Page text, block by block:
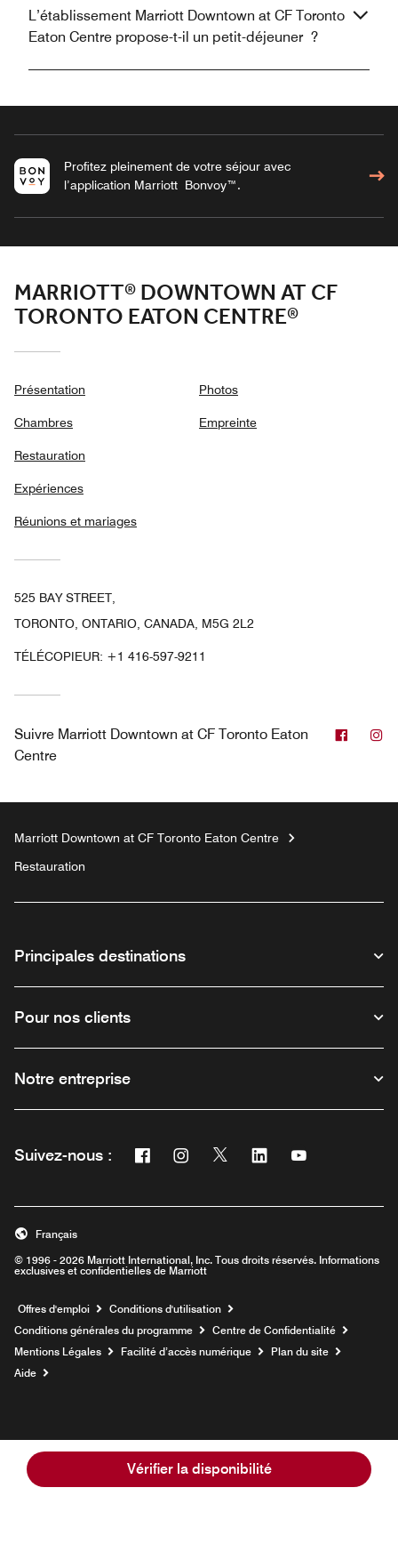
Vérifier la disponibilité
L’établissement Marriott Downtown at CF Toronto
Eaton Centre propose-t-il un petit-déjeuner ?
Profitez pleinement de votre séjour avec
l’application Marriott Bonvoy™.
MARRIOTT® DOWNTOWN AT CF
TORONTO EATON CENTRE®
Présentation
Chambres
Restauration
Expériences
Réunions et mariages
Photos
Empreinte
525 BAY STREET,
TORONTO, ONTARIO, CANADA, M5G 2L2
TÉLÉCOPIEUR: +1 416-597-9211
Suivre Marriott Downtown at CF Toronto Eaton
Centre
Marriott Downtown at CF Toronto Eaton Centre
Restauration
Principales destinations
Pour nos clients
Notre entreprise
Suivez-nous : Facebook
Ouvre une nouvelle fenêtre
Instagram
Ouvre une nouvelle fenêtre
Twitter
Ouvre une nouvelle fenêtre
Linkedin
Ouvre une nouvelle
Ouvre une
© 1996 - 2026 Marriott International, Inc. Tous droits réservés. Informations
exclusives et confidentielles de Marriott
Français
Offres d'emploi Ouvre une nouvelle fenêtre
Conditions d'utilisation
Conditions générales du programme
Centre de Confidentialité
Mentions Légales
Facilité d’accès numérique
Plan du site
Aide